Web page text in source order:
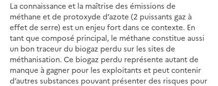
La connaissance et la maîtrise des émissions de
méthane et de protoxyde d’azote (2 puissants gaz à
effet de serre) est un enjeu fort dans ce contexte. En
tant que composé principal, le méthane constitue aussi
un bon traceur du biogaz perdu sur les sites de
méthanisation. Ce biogaz perdu représente autant de
manque à gagner pour les exploitants et peut contenir
d’autres substances pouvant présenter des risques pour